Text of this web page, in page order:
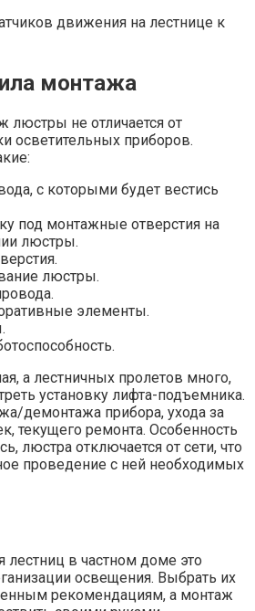
движения на лестнице к
монтажа
не отличается от
осветительных приборов.
с которыми будет вестись
под монтажные отверстия на
люстры.
люстры.
элементы.
а лестничных пролетов много,
установку лифта-подъемника.
демонтажа прибора, ухода за
текущего ремонта. Особенность
люстра отключается от сети, что
проведение с ней необходимых
в частном доме это
освещения. Выбрать их
рекомендациям, а монтаж